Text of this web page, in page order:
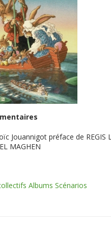
Jouannigot préface de REGIS
MAGHEN
Albums Scénarios